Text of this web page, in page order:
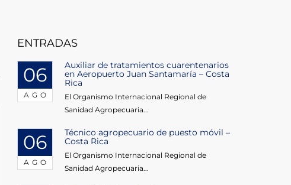
ENTRADAS
06
AGO
Auxiliar de tratamientos cuarentenarios
en Aeropuerto Juan Santamaría – Costa
Rica
El Organismo Internacional Regional de
Sanidad Agropecuaria...
06
AGO
Técnico agropecuario de puesto móvil –
Costa Rica
El Organismo Internacional Regional de
Sanidad Agropecuaria...